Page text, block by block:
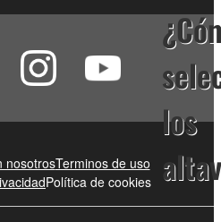
los
nosotrosTerminos de uso
Política de cookies